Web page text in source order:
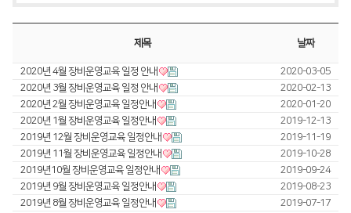
지사안내 ∨
Global Networks
국내지사
해외지사
Conversion∨
FL3015 Conversion
PS Conversion
Gantry∨
HK Insight
자료실
투자정보
재무정보
IR 자료실
사회공헌
사회공헌개요
제목 날짜
2020년 4월 장비운영교육 일정 안내
2020-03-05
2020년 3월 장비운영교육 일정 안내
2020-02-13
2020년 2월 장비운영교육 일정안내
2020-01-20
2020년 1월 장비운영교육 일정안내
2019-12-13
2019년 12월 장비운영교육 일정안내
2019-11-19
2019년 11월 장비운영교육 일정안내
2019-10-28
2019년10월 장비운영교육 일정안내
2019-09-24
2019년 9월 장비운영교육 일정안내
2019-08-23
2019년 8월 장비운영교육 일정안내
2019-07-17